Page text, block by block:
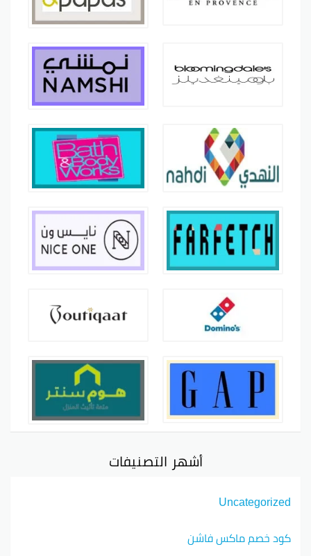
أشهر التصنيفات
Uncategorized
كود خصم ماكس فاشن